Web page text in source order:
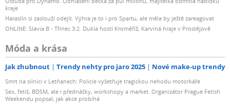
kraje
Haraslín si zaslouží odejít. Výhra je to i pro Spartu, ale měla by ještě zareagovat
ONLINE: Slavia B - Třinec 3:2. Dukla hostí Kroměříž, Karviná hraje v Prostějově
Móda a krása
Jak zhubnout Trendy nehty pro jaro 2025 Nové make-up trendy
Smrt na silnici v Letňanech: Policie vyšetřuje tragickou nehodu motorkáře
Sex, fetiš, BDSM, ale i přednášky, workshopy a market. Organizátor Prague Fetish
Weekendu popsal, jak akce probíhá